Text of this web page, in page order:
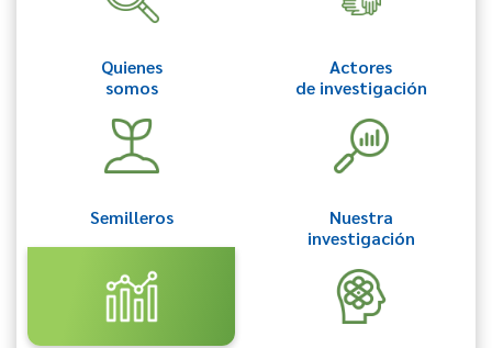
Quienes
somos
Actores
de investigación
Semilleros
Nuestra
investigación